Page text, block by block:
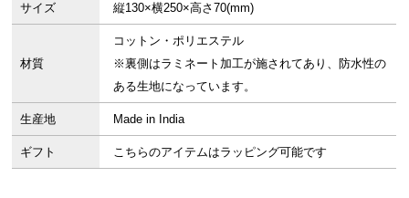
サイズ 縦130×横250×高さ70(mm)
材質
コットン・ポリエステル
※裏側はラミネート加工が施されてあり、防水性の
ある生地になっています。
生産地 Made in India
ギフト こちらのアイテムはラッピング可能です